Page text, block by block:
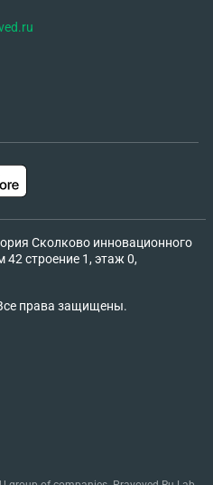
Сколково инновационного
строение 1, этаж 0,
права защищены.